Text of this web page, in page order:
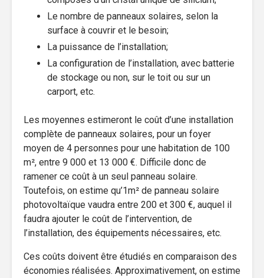
Le nombre de panneaux solaires, selon la
surface à couvrir et le besoin;
La puissance de l’installation;
La configuration de l’installation, avec batterie
de stockage ou non, sur le toit ou sur un
carport, etc.
Les moyennes estimeront le coût d’une installation
complète de panneaux solaires, pour un foyer
moyen de 4 personnes pour une habitation de 100
m², entre 9 000 et 13 000 €. Difficile donc de
ramener ce coût à un seul panneau solaire.
Toutefois, on estime qu’1m² de panneau solaire
photovoltaïque vaudra entre 200 et 300 €, auquel il
faudra ajouter le coût de l’intervention, de
l’installation, des équipements nécessaires, etc.
Ces coûts doivent être étudiés en comparaison des
économies réalisées. Approximativement, on estime